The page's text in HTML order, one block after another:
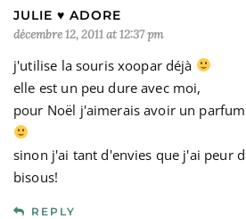
JULIE ♥ ADORE
décembre 12, 2011 at 12:37 pm
j'utilise la souris xoopar déjà
elle est un peu dure avec moi,
pour Noël j'aimerais avoir un
sinon j'ai tant d'envies que j'ai peur
bisous!
REPLY